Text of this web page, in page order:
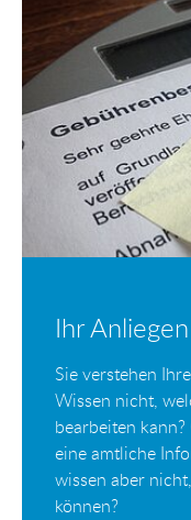
Ihr Anliegen
Sie verstehen
Wissen nicht,
bearbeiten
eine amtliche
wissen aber
können?